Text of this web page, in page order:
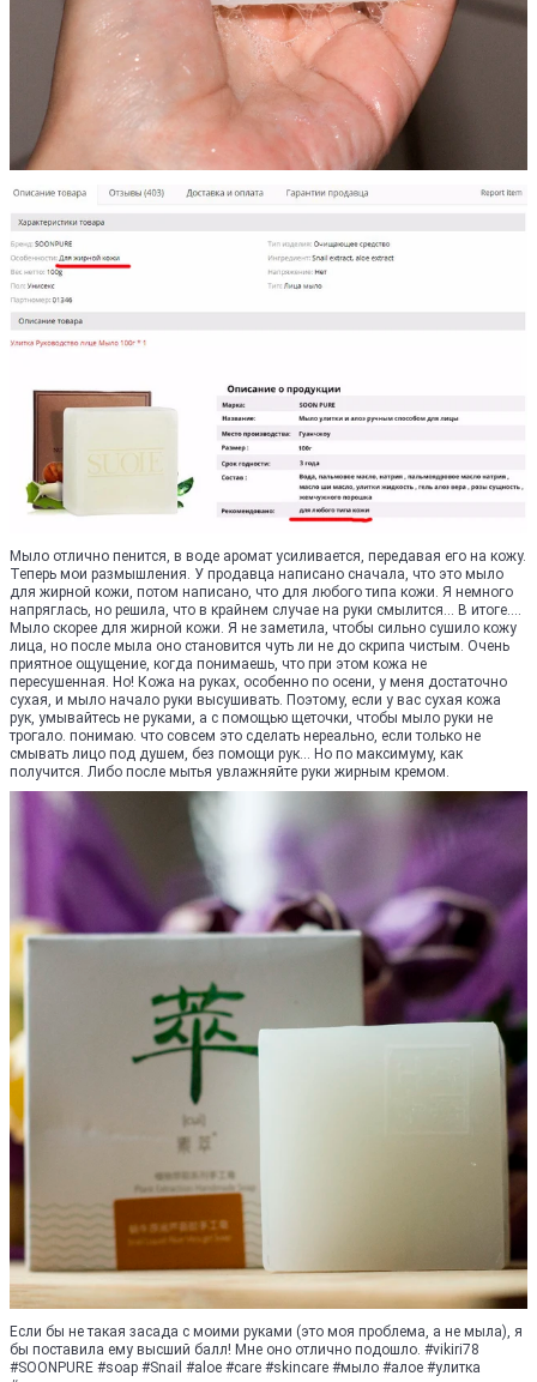
Мыло отлично пенится, в воде аромат усиливается, передавая его на кожу.
Теперь мои размышления. У продавца написано сначала, что это мыло
для жирной кожи, потом написано, что для любого типа кожи. Я немного
напряглась, но решила, что в крайнем случае на руки смылится... В итоге....
Мыло скорее для жирной кожи. Я не заметила, чтобы сильно сушило кожу
лица, но после мыла оно становится чуть ли не до скрипа чистым. Очень
приятное ощущение, когда понимаешь, что при этом кожа не
пересушенная. Но! Кожа на руках, особенно по осени, у меня достаточно
сухая, и мыло начало руки высушивать. Поэтому, если у вас сухая кожа
рук, умывайтесь не руками, а с помощью щеточки, чтобы мыло руки не
трогало. понимаю. что совсем это сделать нереально, если только не
смывать лицо под душем, без помощи рук... Но по максимуму, как
получится. Либо после мытья увлажняйте руки жирным кремом.
Если бы не такая засада с моими руками (это моя проблема, а не мыла), я
бы поставила ему высший балл! Мне оно отлично подошло. #vikiri78
#SOONPURE #soap #Snail #aloe #care #skincare #мыло #алое #улитка